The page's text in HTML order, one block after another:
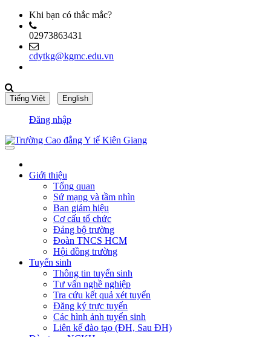
Khi bạn có thắc mắc?
02973863431
cdytkg@kgmc.edu.vn
Đăng nhập
Giới thiệu
Tổng quan
Sứ mạng và tầm nhìn
Ban giám hiệu
Cơ cấu tổ chức
Đảng bộ trường
Đoàn TNCS HCM
Hội đồng trường
Tuyển sinh
Thông tin tuyển sinh
Tư vấn nghề nghiệp
Tra cứu kết quả xét tuyển
Đăng ký trực tuyến
Các hình ảnh tuyển sinh
Liên kế đào tạo (ĐH, Sau ĐH)